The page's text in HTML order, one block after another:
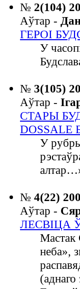
№ 2(104)
Аўтар -
ГЕРОІ
У
№ 3(105)
Аўтар -
СТАРЫ
У
№ 4(22)
Аўтар -
ЛЕСВІЦА
Мастак
неба»,
(аднаго